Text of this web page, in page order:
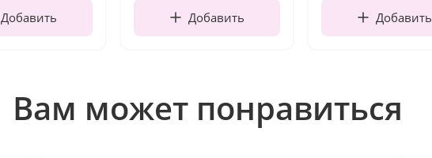
Добавить Добавить Добавить
Вам может понравиться